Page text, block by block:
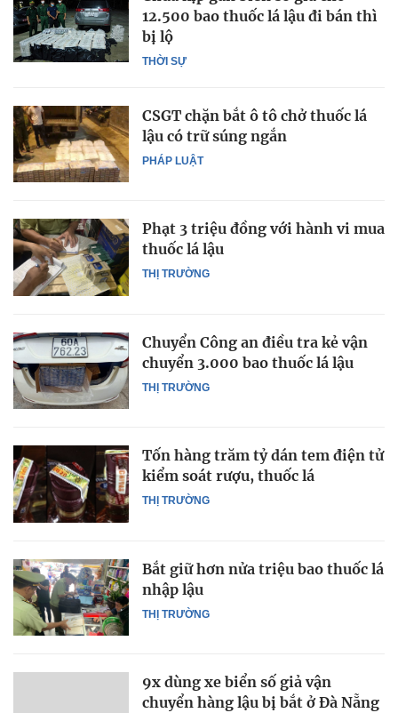
THỜI SỰ
12.500 bao thuốc lá lậu đi bán thì
bị lộ
PHÁP LUẬT
CSGT chặn bắt ô tô chở thuốc lá
lậu có trữ súng ngắn
THỊ TRƯỜNG
Phạt 3 triệu đồng với hành vi mua
thuốc lá lậu
THỊ TRƯỜNG
Chuyển Công an điều tra kẻ vận
chuyển 3.000 bao thuốc lá lậu
THỊ TRƯỜNG
Tốn hàng trăm tỷ dán tem điện tử
kiểm soát rượu, thuốc lá
THỊ TRƯỜNG
Bắt giữ hơn nửa triệu bao thuốc lá
nhập lậu
9x dùng xe biển số giả vận
chuyển hàng lậu bị bắt ở Đà Nẵng